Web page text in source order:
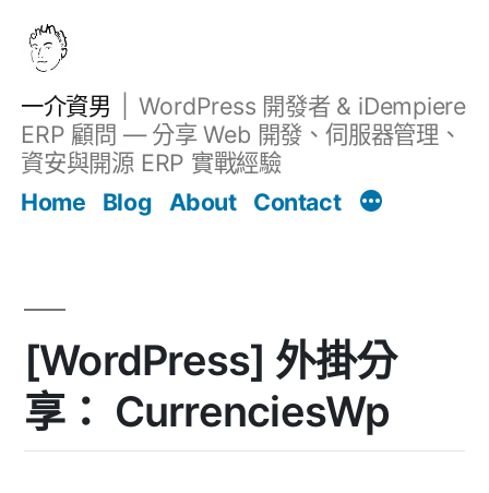
一介資男
WordPress 開發者 & iDempiere
ERP 顧問 — 分享 Web 開發、伺服器管理、
資安與開源 ERP 實戰經驗
Home
Blog About Contact
[WordPress] 外掛分
享： CurrenciesWp
文章